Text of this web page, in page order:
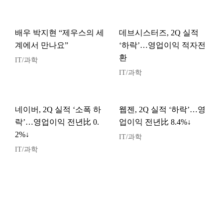
배우 박지현 “제우스의 세
계에서 만나요”
IT/과학
데브시스터즈, 2Q 실적
‘하락’…영업이익 적자전
환
IT/과학
네이버, 2Q 실적 ‘소폭 하
락’…영업이익 전년比 0.
2%↓
IT/과학
웹젠, 2Q 실적 ‘하락’…영
업이익 전년比 8.4%↓
IT/과학